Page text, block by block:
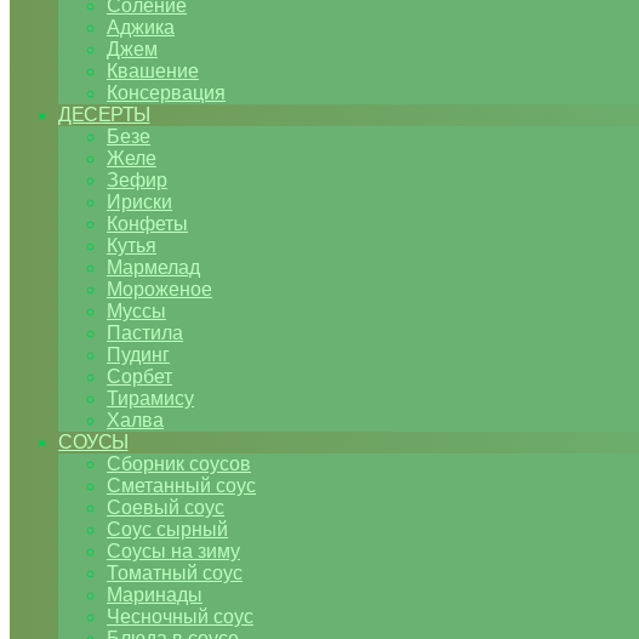
Соление
Аджика
Джем
Квашение
Консервация
ДЕСЕРТЫ
Безе
Желе
Зефир
Ириски
Конфеты
Кутья
Мармелад
Мороженое
Муссы
Пастила
Пудинг
Сорбет
Тирамису
Халва
СОУСЫ
Сборник соусов
Сметанный соус
Соевый соус
Соус сырный
Соусы на зиму
Томатный соус
Маринады
Чесночный соус